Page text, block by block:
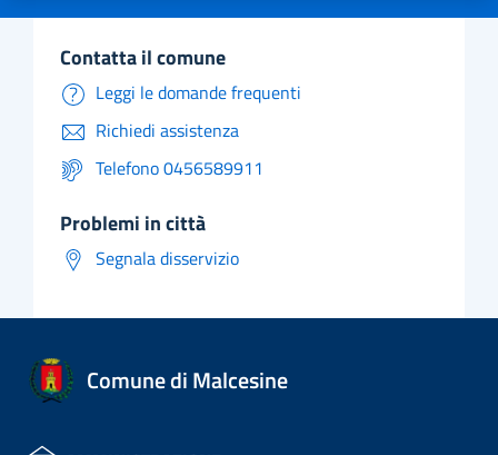
contatta il comune
Leggi le domande frequenti
Richiedi assistenza
Telefono 0456589911
problemi in città
Segnala disservizio
Comune di Malcesine